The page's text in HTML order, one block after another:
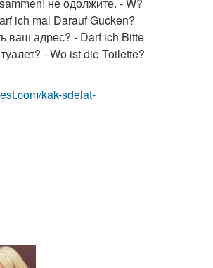
ich mal Darauf Gucken?
ваш адрес? - Darf ich Bitte
- Wo ist die Toilette?
kak-sdelat-